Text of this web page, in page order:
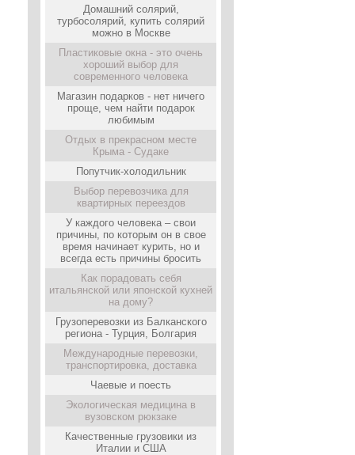
Домашний солярий,
турбосолярий, купить солярий
можно в Москве
Пластиковые окна - это очень
хороший выбор для
современного человека
Магазин подарков - нет ничего
проще, чем найти подарок
любимым
Отдых в прекрасном месте
Крыма - Судаке
Попутчик-холодильник
Выбор перевозчика для
квартирных переездов
У каждого человека – свои
причины, по которым он в свое
время начинает курить, но и
всегда есть причины бросить
Как порадовать себя
итальянской или японской кухней
на дому?
Грузоперевозки из Балканского
региона - Турция, Болгария
Международные перевозки,
транспортировка, доставка
Чаевые и поесть
Экологическая медицина в
вузовском рюкзаке
Качественные грузовики из
Италии и США